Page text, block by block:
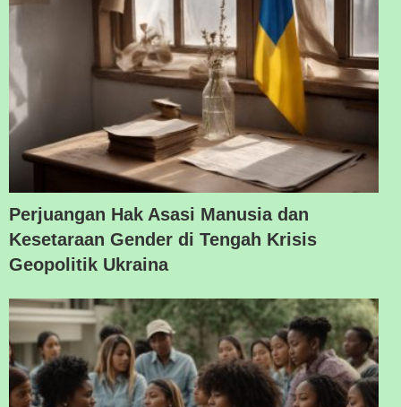
Perjuangan Hak Asasi Manusia dan
Kesetaraan Gender di Tengah Krisis
Geopolitik Ukraina